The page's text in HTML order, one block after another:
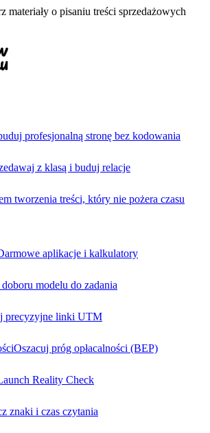
materiały o pisaniu treści sprzedażowych
profesjonalną stronę bez kodowania
z klasą i buduj relacje
tworzenia treści, który nie pożera czasu
aplikacje i kalkulatory
doboru modelu do zadania
precyzyjne linki UTM
Oszacuj próg opłacalności (BEP)
Reality Check
znaki i czas czytania